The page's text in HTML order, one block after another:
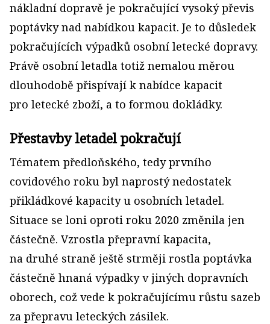
nákladní dopravě je pokračující vysoký převis
poptávky nad nabídkou kapacit. Je to důsledek
pokračujících výpadků osobní letecké dopravy.
Právě osobní letadla totiž nemalou měrou
dlouhodobě přispívají k nabídce kapacit
pro letecké zboží, a to formou dokládky.
Přestavby letadel pokračují
Tématem předloňského, tedy prvního
covidového roku byl naprostý nedostatek
přikládkové kapacity u osobních letadel.
Situace se loni oproti roku 2020 změnila jen
částečně. Vzrostla přepravní kapacita,
na druhé straně ještě strměji rostla poptávka
částečně hnaná výpadky v jiných dopravních
oborech, což vede k pokračujícímu růstu sazeb
za přepravu leteckých zásilek.